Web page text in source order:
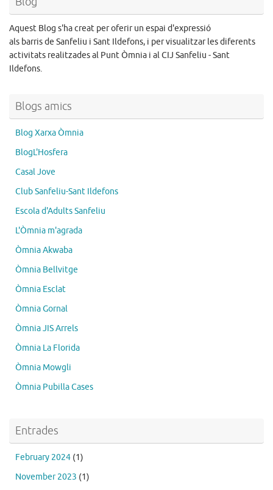
Aquest Blog s'ha creat per oferir un espai d'expressió
als barris de Sanfeliu i Sant Ildefons, i per visualitzar les diferents
activitats realitzades al Punt Òmnia i al CIJ Sanfeliu - Sant
Ildefons.
Blogs amics
Blog Xarxa Òmnia
BlogL'Hosfera
Casal Jove
Club Sanfeliu-Sant Ildefons
Escola d'Adults Sanfeliu
L'Òmnia m'agrada
Òmnia Akwaba
Òmnia Bellvitge
Òmnia Esclat
Òmnia Gornal
Òmnia JIS Arrels
Òmnia La Florida
Òmnia Mowgli
Òmnia Pubilla Cases
Entrades
February 2024 (1)
November 2023 (1)